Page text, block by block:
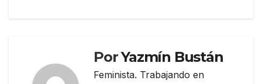
PorYazmín Bustán
Feminista. Trabajando en